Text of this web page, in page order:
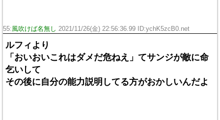
55:風吹けば名無し 2021/11/26(金) 22:56:36.99 ID:ychK5zcB0.net
ルフィより
「おいおいこれはダメだ危ねえ」てサンジが敵に命
乞いして
その後に自分の能力説明してる方がおかしいんだよ